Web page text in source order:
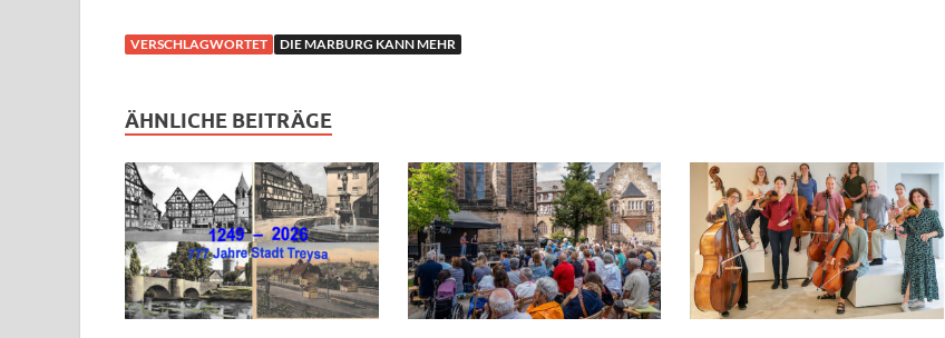
VERSCHLAGWORTET DIE MARBURG KANN MEHR
ÄHNLICHE BEITRÄGE